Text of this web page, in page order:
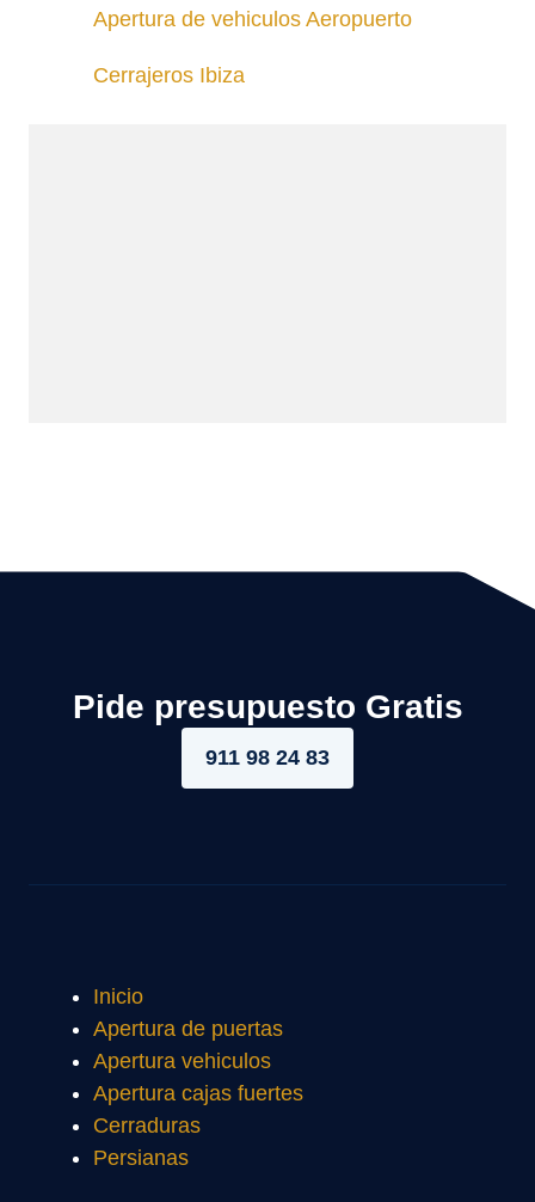
Apertura de vehiculos Aeropuerto
Cerrajeros Ibiza
Pide presupuesto Gratis
911 98 24 83
Inicio
Apertura de puertas
Apertura vehiculos
Apertura cajas fuertes
Cerraduras
Persianas